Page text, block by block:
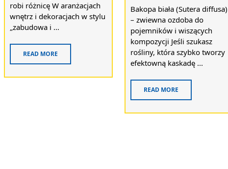
robi różnicę W aranżacjach
wnętrz i dekoracjach w stylu
„zabudowa i ...
READ MORE
Bakopa biała (Sutera diffusa)
– zwiewna ozdoba do
pojemników i wiszących
kompozycji Jeśli szukasz
rośliny, która szybko tworzy
efektowną kaskadę ...
READ MORE